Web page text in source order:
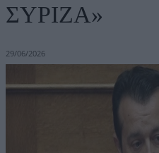
ΣΥΡΙΖΑ»
29/06/2026